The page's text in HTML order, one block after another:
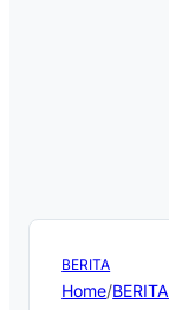
BERITA
Home/BERITA